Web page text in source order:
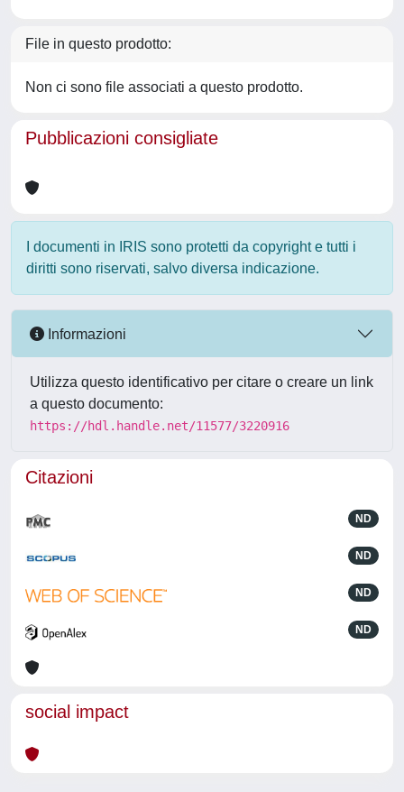
File in questo prodotto:
Non ci sono file associati a questo prodotto.
Pubblicazioni consigliate
I documenti in IRIS sono protetti da copyright e tutti i
diritti sono riservati, salvo diversa indicazione.
Informazioni
Utilizza questo identificativo per citare o creare un link
a questo documento:
https://hdl.handle.net/11577/3220916
Citazioni
ND
ND
ND
ND
social impact